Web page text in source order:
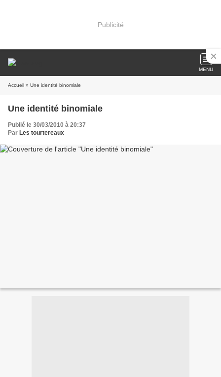
Publicité
MENU
Accueil » Une identité binomiale
Une identité binomiale
Publié le 30/03/2010 à 20:37
Par Les tourtereaux